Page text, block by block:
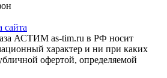
сайта
АСТИМ as-tim.ru в РФ носит
характер и ни при каких
офертой, определяемой